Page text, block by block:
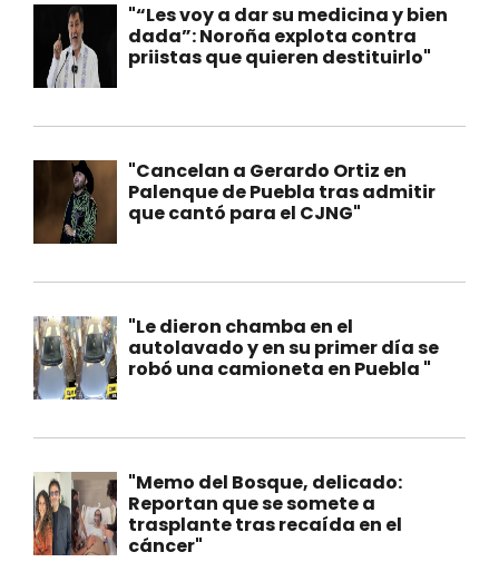
"“Les voy a dar su medicina y bien
dada”: Noroña explota contra
priistas que quieren destituirlo"
"Cancelan a Gerardo Ortiz en
Palenque de Puebla tras admitir
que cantó para el CJNG"
"Le dieron chamba en el
autolavado y en su primer día se
robó una camioneta en Puebla "
"Memo del Bosque, delicado:
Reportan que se somete a
trasplante tras recaída en el
cáncer"